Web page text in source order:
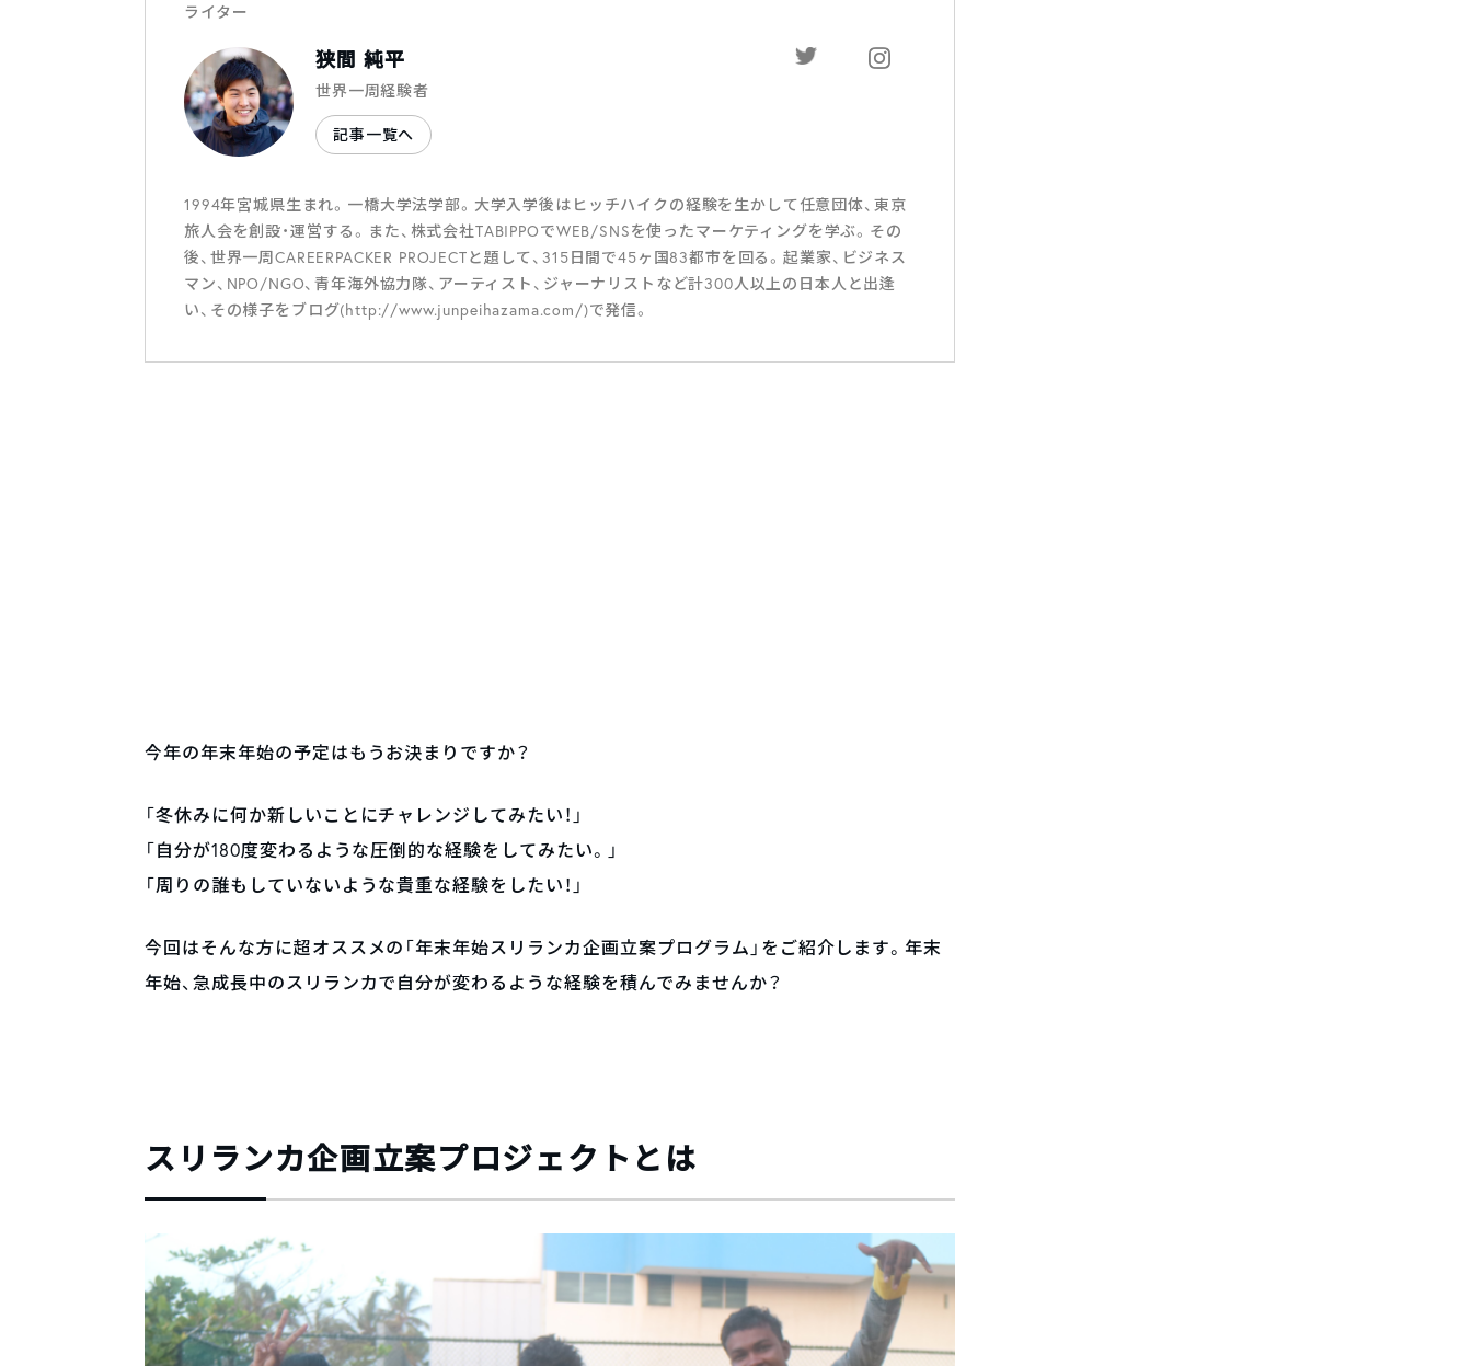
ライター
狭間 純平
世界一周経験者
記事一覧へ
1994年宮城県生まれ。一橋大学法学部。大学入学後はヒッチハイクの経験を生かして任意団体、東京
旅人会を創設・運営する。また、株式会社TABIPPOでWEB/SNSを使ったマーケティングを学ぶ。その
後、世界一周CAREERPACKER PROJECTと題して、315日間で45ヶ国83都市を回る。起業家、ビジネス
マン、NPO/NGO、青年海外協力隊、アーティスト、ジャーナリストなど計300人以上の日本人と出逢
い、その様子をブログ(http://www.junpeihazama.com/)で発信。
今年の年末年始の予定はもうお決まりですか？
「冬休みに何か新しいことにチャレンジしてみたい！」
「自分が180度変わるような圧倒的な経験をしてみたい。」
「周りの誰もしていないような貴重な経験をしたい！」
今回はそんな方に超オススメの「年末年始スリランカ企画立案プログラム」をご紹介します。年末
年始、急成長中のスリランカで自分が変わるような経験を積んでみませんか？
スリランカ企画立案プロジェクトとは